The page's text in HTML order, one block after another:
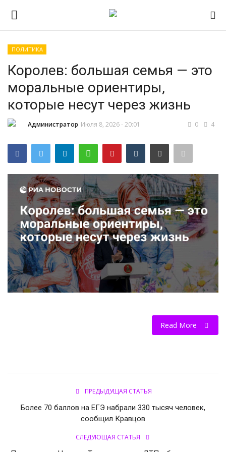
Главная
ПРИЁМНАЯ КАМПАНИЯ 2026
Южно-Уральский
государственный технический
колледж
Проекты
Приложение на телефон
НОВОСТИ КОЛЛЕДЖ TV
КОЛЛЕДЖ ДЕНЬ ЗА ДНЕМ
ГОСТЬ В СТУДИИ
ПРОФЕССИОНАЛИТЕТ
ОБРАЗОВАНИЕ
ПОЛИТИКА
Королев: большая семья — это
моральные ориентиры,
которые несут через жизнь
Администратор Июля 8, 2026 - 20:01 0 4
Read More
ПРЕДЫДУЩАЯ СТАТЬЯ
Более 70 баллов на ЕГЭ набрали 330 тысяч человек,
сообщил Кравцов
СЛЕДУЮЩАЯ СТАТЬЯ